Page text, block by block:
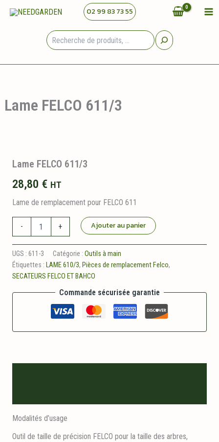
02 99 83 73 55
Lame FELCO 611/3
Lame FELCO 611/3
28,80 € HT
Lame de remplacement pour FELCO 611
-
FELCO
611/3
+ Ajouter au panier
UGS : 611-3 Catégorie : Outils à main
Étiquettes : LAME 610/3, Pièces de remplacement Felco,
SECATEURS FELCO ET BAHCO
Commande sécurisée garantie
Modalités d’usage
Outil de taille de précision FELCO pour la taille des arbres,